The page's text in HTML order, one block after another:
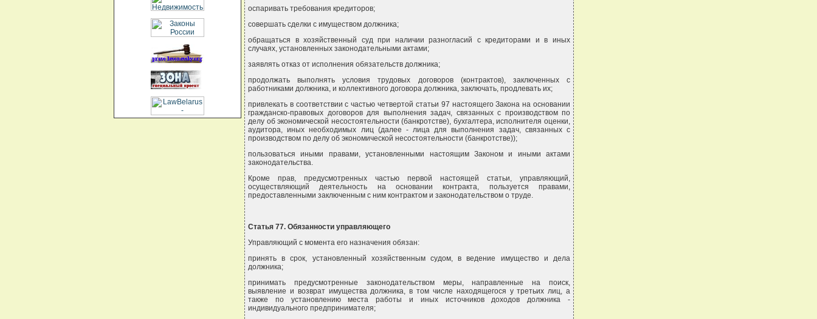
оспаривать требования кредиторов;
совершать сделки с имуществом должника;
обращаться в хозяйственный суд при наличии разногласий с кредиторами и в иных
случаях, установленных законодательными актами;
заявлять отказ от исполнения обязательств должника;
продолжать выполнять условия трудовых договоров (контрактов), заключенных с
работниками должника, и коллективного договора должника, заключать, продлевать их;
привлекать в соответствии с частью четвертой статьи 97 настоящего Закона на основании
гражданско-правовых договоров для выполнения задач, связанных с производством по
делу об экономической несостоятельности (банкротстве), бухгалтера, исполнителя оценки,
аудитора, иных необходимых лиц (далее - лица для выполнения задач, связанных с
производством по делу об экономической несостоятельности (банкротстве));
пользоваться иными правами, установленными настоящим Законом и иными актами
законодательства.
Кроме прав, предусмотренных частью первой настоящей статьи, управляющий,
осуществляющий деятельность на основании контракта, пользуется правами,
предоставленными заключенным с ним контрактом и законодательством о труде.
Статья 77. Обязанности управляющего
Управляющий с момента его назначения обязан:
принять в срок, установленный хозяйственным судом, в ведение имущество и дела
должника;
принимать предусмотренные законодательством меры, направленные на поиск,
выявление и возврат имущества должника, в том числе находящегося у третьих лиц, а
также по установлению места работы и иных источников доходов должника -
индивидуального предпринимателя;